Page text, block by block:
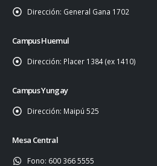
Dirección: General Gana 1702
Campus Huemul
Dirección: Placer 1384 (ex 1410)
Campus Yungay
Dirección: Maipú 525
Mesa Central
Fono: 600 366 5555